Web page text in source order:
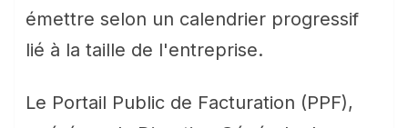
émettre selon un calendrier progressif
lié à la taille de l'entreprise.
Le Portail Public de Facturation (PPF),